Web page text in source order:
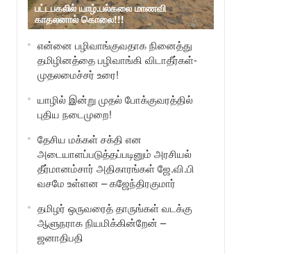
பட்டபகலில் யாழ்.பல்கலை மாணவி
காதலனால் கொலை!!!
என்னை பழிவாங்குவதாக நினைத்து
தமிழினத்தை பழிவாங்கி விடாதீர்கள்-
முதலமைச்சர் உரை!
யாழில் இன்று முதல் போக்குவரத்தில்
புதிய நடைமுறை!
தேசிய மக்கள் சக்தி என
அடையாளப்படுத்தப்படினும் அரசியல்
தீர்மானம்சார் அதிகாரங்கள் ஜே.வி.பி
வசமே உள்ளன – கஜேந்திரகுமார்
தமிழர் ஒருவரைத் தாருங்கள் வடக்கு
ஆளுநராக நியமிக்கின்றேன் –
ஜனாதிபதி